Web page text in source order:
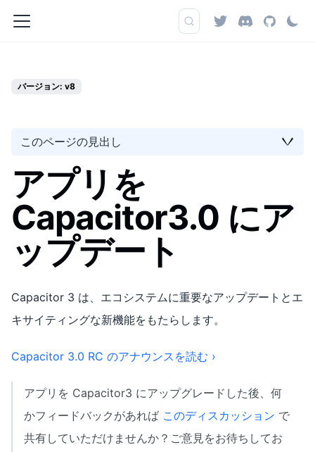
バージョン: v8
このページの見出し
アプリを
Capacitor3.0 にア
ップデート
Capacitor 3 は、エコシステムに重要なアップデートとエ
キサイティングな新機能をもたらします。
Capacitor 3.0 RC のアナウンスを読む ›
アプリを Capacitor3 にアップグレードした後、何
かフィードバックがあれば このディスカッション で
共有していただけませんか？ご意見をお待ちしてお